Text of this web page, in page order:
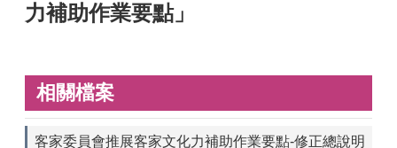
力補助作業要點」
相關檔案
客家委員會推展客家文化力補助作業要點-修正總說明